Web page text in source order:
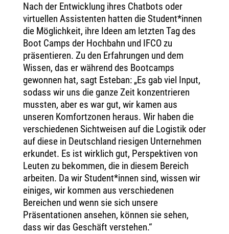
Nach der Entwicklung ihres Chatbots oder
virtuellen Assistenten hatten die Student*innen
die Möglichkeit, ihre Ideen am letzten Tag des
Boot Camps der Hochbahn und IFCO zu
präsentieren. Zu den Erfahrungen und dem
Wissen, das er während des Bootcamps
gewonnen hat, sagt Esteban: „Es gab viel Input,
sodass wir uns die ganze Zeit konzentrieren
mussten, aber es war gut, wir kamen aus
unseren Komfortzonen heraus. Wir haben die
verschiedenen Sichtweisen auf die Logistik oder
auf diese in Deutschland riesigen Unternehmen
erkundet. Es ist wirklich gut, Perspektiven von
Leuten zu bekommen, die in diesem Bereich
arbeiten. Da wir Student*innen sind, wissen wir
einiges, wir kommen aus verschiedenen
Bereichen und wenn sie sich unsere
Präsentationen ansehen, können sie sehen,
dass wir das Geschäft verstehen.“